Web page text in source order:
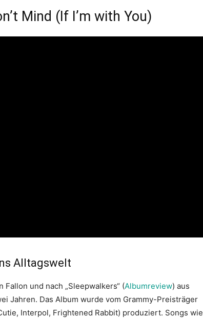
Mind (If I’m with You)
Alltagswelt
Fallon und nach „Sleepwalkers“ (Albumreview) aus
Jahren. Das Album wurde vom Grammy-Preisträger
Interpol, Frightened Rabbit) produziert. Songs wie